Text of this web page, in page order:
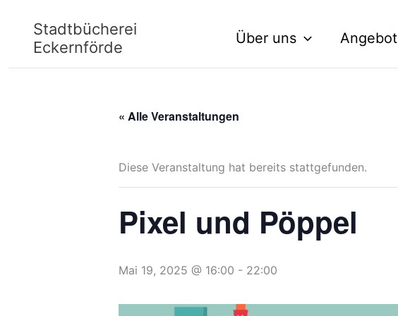
springen
Stadtbücherei
Eckernförde
Über uns Angebot
« Alle Veranstaltungen
Diese Veranstaltung hat bereits stattgefunden.
Pixel und Pöppel
Mai 19, 2025 @ 16:00 - 22:00